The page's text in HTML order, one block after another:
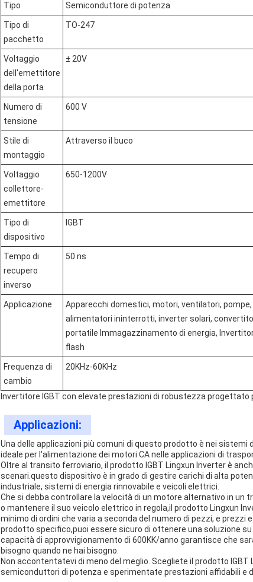
Tipo Semiconduttore di potenza
Tipo di
pacchetto
TO-247
Voltaggio
dell'emettitore
della porta
± 20V
Numero di
tensione
600 V
Stile di
montaggio
Attraverso il buco
Voltaggio
collettore-
emettitore
650-1200V
Tipo di
dispositivo
IGBT
Tempo di
recupero
inverso
50 ns
Applicazione
Apparecchi domestici, motori, ventilatori,
alimentatori ininterrotti, inverter solari,
portatile Immagazzinamento di energia,
flash
Frequenza di
cambio
20KHz-60KHz
Invertitore IGBT con elevate prestazioni di robustezza
Applicazioni:
Una delle applicazioni più comuni di questo prodotto è nei
ideale per l'alimentazione dei motori CA nelle applicazioni di
Oltre al transito ferroviario, il prodotto IGBT Lingxun Inverter è
scenari.questo dispositivo è in grado di gestire carichi di alta
industriale, sistemi di energia rinnovabile e veicoli elettrici.
Che si debba controllare la velocità di un motore alternativo in un
o mantenere il suo veicolo elettrico in regola,il prodotto Lingxun
minimo di ordini che varia a seconda del numero di pezzi, e prezzi
prodotto specifico,puoi essere sicuro di ottenere una soluzione
capacità di approvvigionamento di 600KK/anno garantisce che
bisogno quando ne hai bisogno.
Non accontentatevi di meno del meglio. Scegliete il prodotto
semiconduttori di potenza e sperimentate prestazioni affidabili e